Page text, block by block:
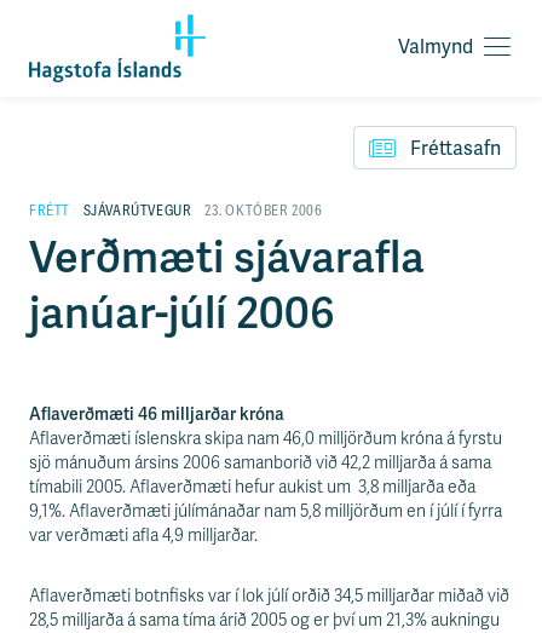
O
v
m
y
Valmynd
Fréttasafn
FRÉTT SJÁVARÚTVEGUR 23. OKTÓBER 2006
Verðmæti sjávarafla
janúar-júlí 2006
Aflaverðmæti 46 milljarðar króna
Aflaverðmæti íslenskra skipa nam 46,0 milljörðum króna á fyrstu
sjö mánuðum ársins 2006 samanborið við 42,2 milljarða á sama
tímabili 2005. Aflaverðmæti hefur aukist um 3,8 milljarða eða
9,1%. Aflaverðmæti júlímánaðar nam 5,8 milljörðum en í júlí í fyrra
var verðmæti afla 4,9 milljarðar.
Aflaverðmæti botnfisks var í lok júlí orðið 34,5 milljarðar miðað við
28,5 milljarða á sama tíma árið 2005 og er því um 21,3% aukningu